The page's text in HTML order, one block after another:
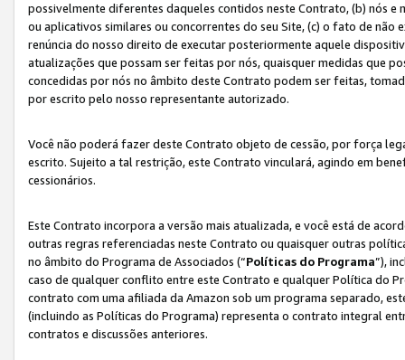
possivelmente diferentes daqueles contidos neste Contrato, (b) nós
ou aplicativos similares ou concorrentes do seu Site, (c) o fato de
renúncia do nosso direito de executar posteriormente aquele
atualizações que possam ser feitas por nós, quaisquer medidas que
concedidas por nós no âmbito deste Contrato podem ser feitas,
por escrito pelo nosso representante autorizado.
Você não poderá fazer deste Contrato objeto de cessão, por força
escrito. Sujeito a tal restrição, este Contrato vinculará, agindo em
cessionários.
Este Contrato incorpora a versão mais atualizada, e você está de
outras regras referenciadas neste Contrato ou quaisquer outras
no âmbito do Programa de Associados (“Políticas do Programa”),
caso de qualquer conflito entre este Contrato e qualquer Política do
contrato com uma afiliada da Amazon sob um programa separado,
(incluindo as Políticas do Programa) representa o contrato integral
contratos e discussões anteriores.